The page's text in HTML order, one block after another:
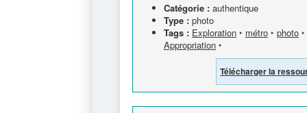
Catégorie : authentique
Type : photo
Tags : Exploration ‣ métro ‣ photo ‣
Appropriation ‣
Télécharger la